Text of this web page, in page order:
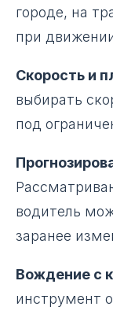
городе, на
при
Скорость и
выбирать
под
водитель
заранее
Вождение с
инструмент